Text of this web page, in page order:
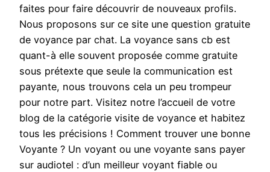
faites pour faire découvrir de nouveaux profils.
Nous proposons sur ce site une question gratuite
de voyance par chat. La voyance sans cb est
quant-à elle souvent proposée comme gratuite
sous prétexte que seule la communication est
payante, nous trouvons cela un peu trompeur
pour notre part. Visitez notre l’accueil de votre
blog de la catégorie visite de voyance et habitez
tous les précisions ! Comment trouver une bonne
Voyante ? Un voyant ou une voyante sans payer
sur audiotel : d’un meilleur voyant fiable ou